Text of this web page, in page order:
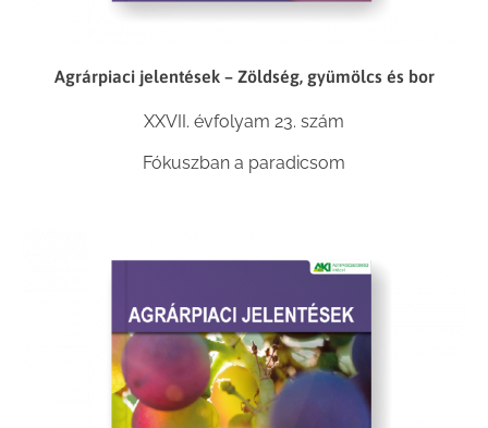
Agrárpiaci jelentések – Zöldség, gyümölcs és bor
XXVII. évfolyam 23. szám
Fókuszban a paradicsom